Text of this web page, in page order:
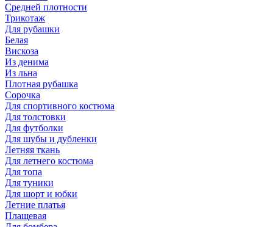
Средней плотности
Трикотаж
Для рубашки
Белая
Вискоза
Из денима
Из льна
Плотная рубашка
Сорочка
Для спортивного костюма
Для толстовки
Для футболки
Для шубы и дубленки
Летняя ткань
Для летнего костюма
Для топа
Для туники
Для шорт и юбки
Летние платья
Плащевая